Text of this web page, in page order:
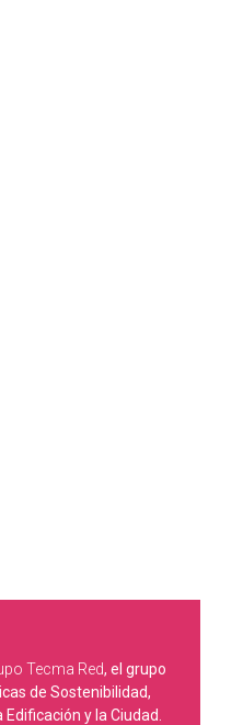
Tecma Red, el grupo
de Sostenibilidad,
y la Ciudad.